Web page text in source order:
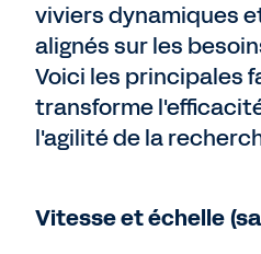
viviers dynamiques
alignés sur les
Voici les principales
transforme
l'agilité de la
Vitesse et échelle